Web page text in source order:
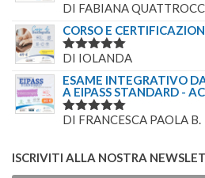
VALUTATO
DI FABIANA
CORSO E
VALUTATO
DI IOLANDA
ESAME INTEGRATIVO
A EIPASS STANDARD -
VALUTATO
DI FRANCESCA PAOLA B.
ISCRIVITI ALLA NOSTRA